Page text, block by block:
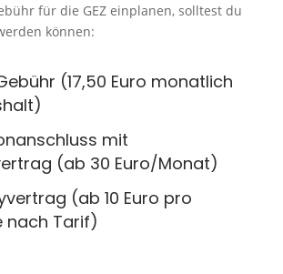
für die GEZ einplanen, solltest du
können:
(17,50 Euro monatlich
mit
(ab 30 Euro/Monat)
(ab 10 Euro pro
nach Tarif)